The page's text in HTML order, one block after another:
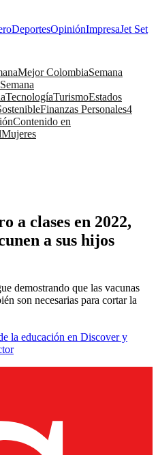
DeportesOpiniónImpresaJet Set
Mejor ColombiaSemana
Semana
TecnologíaTurismoEstados
Finanzas Personales4
Contenido en
Mujeres
a clases en 2022,
a sus hijos
demostrando que las vacunas
son necesarias para cortar la
la educación en Discover y